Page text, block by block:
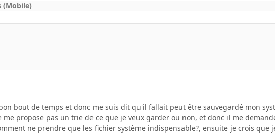
(Mobile)
bout de temps et donc me suis dit qu'il fallait peut être sauvegardé mon
me propose pas un trie de ce que je veux garder ou non, et donc il me
ne prendre que les fichier système indispensable?, ensuite je crois que